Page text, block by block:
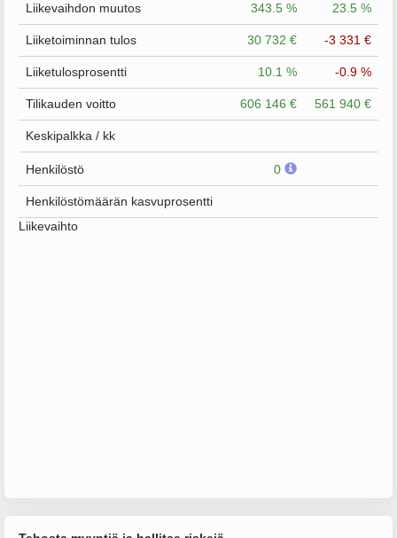
Liikevaihdon muutos 343.5 % 23.5 %
Liiketoiminnan tulos 30 732 € -3 331 €
Liiketulosprosentti 10.1 % -0.9 %
Tilikauden voitto 606 146 € 561 940 €
Keskipalkka / kk
Henkilöstö 0
Henkilöstömäärän kasvuprosentti
Liikevaihto